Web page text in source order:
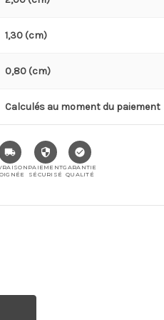
1,30 (cm)
0,80 (cm)
Calculés au moment du paiement
PAIEMENT
SÉCURISÉ
GARANTIE
QUALITÉ